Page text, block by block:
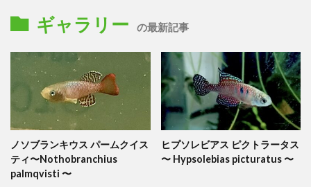
ギャラリー の最新記事
ノソブランキウス パームクイス
ティ〜Nothobranchius
palmqvisti 〜
ヒプソレビアス ピクトラータス
〜 Hypsolebias picturatus 〜